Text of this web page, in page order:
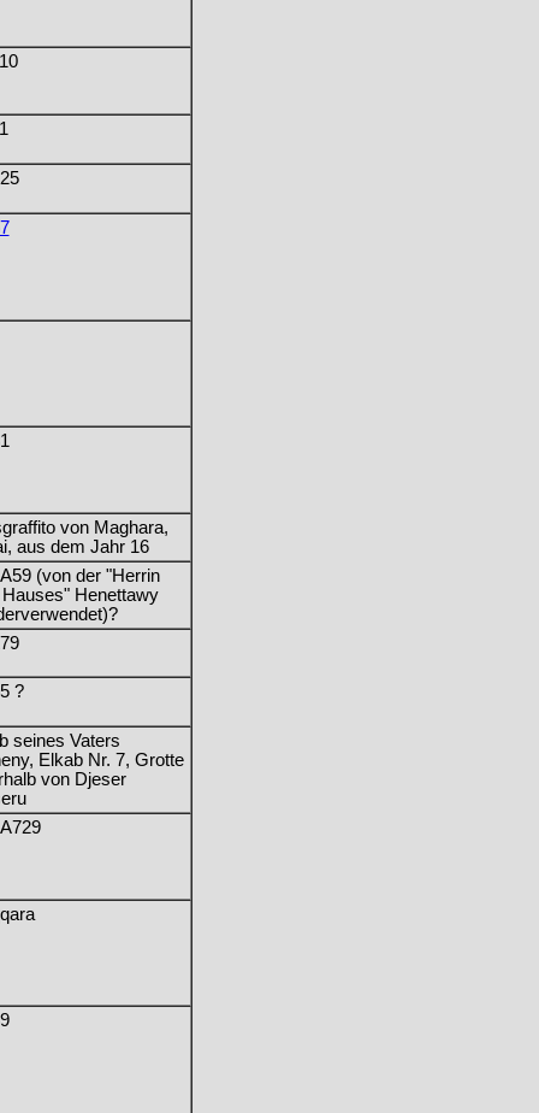
von Maghara,
aus dem Jahr 16
(von der "Herrin
Henettawy
?
seines Vaters
Elkab Nr. 7, Grotte
von Djeser